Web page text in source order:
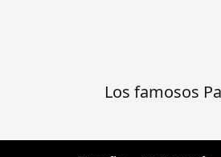
Los famosos